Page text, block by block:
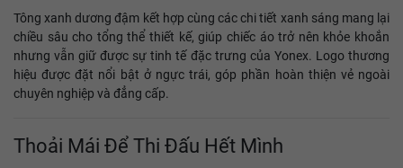
Tông xanh dương đậm kết hợp cùng các chi tiết xanh sáng mang lại
chiều sâu cho tổng thể thiết kế, giúp chiếc áo trở nên khỏe khoắn
nhưng vẫn giữ được sự tinh tế đặc trưng của Yonex. Logo thương
hiệu được đặt nổi bật ở ngực trái, góp phần hoàn thiện vẻ ngoài
chuyên nghiệp và đẳng cấp.
Thoải Mái Để Thi Đấu Hết Mình